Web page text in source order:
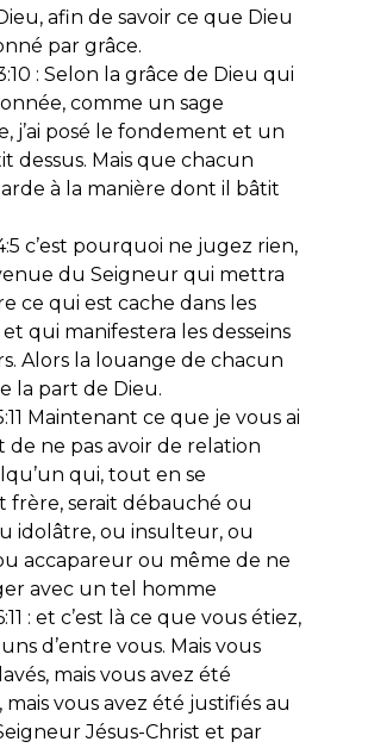
afin de savoir ce que Dieu
par grâce.
: Selon la grâce de Dieu qui
comme un sage
j’ai posé le fondement et un
dessus. Mais que chacun
à la manière dont il bâtit
c’est pourquoi ne jugez rien,
du Seigneur qui mettra
ce qui est cache dans les
qui manifestera les desseins
Alors la louange de chacun
la part de Dieu.
Maintenant ce que je vous ai
de ne pas avoir de relation
qui, tout en se
frère, serait débauché ou
idolâtre, ou insulteur, ou
accapareur ou même de ne
avec un tel homme
: et c’est là ce que vous étiez,
d’entre vous. Mais vous
mais vous avez été
mais vous avez été justifiés au
Jésus-Christ et par